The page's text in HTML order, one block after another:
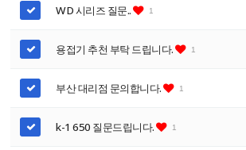
WD 시리즈 질문.. 1
용접기 추천 부탁 드립니다. 1
부산 대리점 문의합니다. 1
k-1 650 질문드립니다. 1